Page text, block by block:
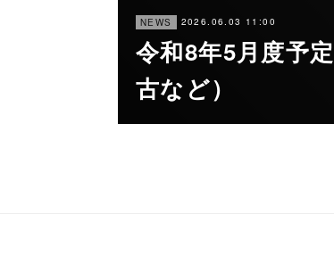
NEWS 2026.06.03 11:00
令和8年5月度予
古など）